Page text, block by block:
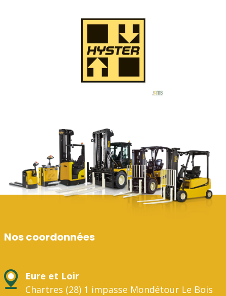
Nos coordonnées
Eure et Loir
Chartres (28) 1 impasse Mondétour Le Bois